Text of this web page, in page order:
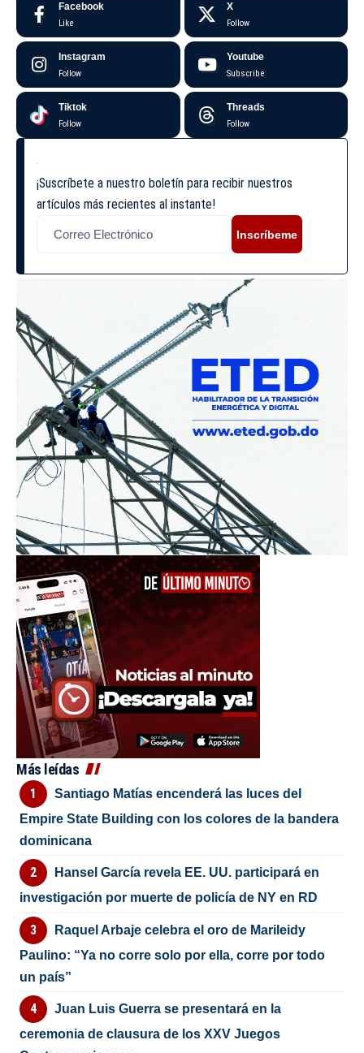
Facebook
Like
X
Follow
Instagram
Follow
Youtube
Subscribe
Tiktok
Follow
Threads
Follow
¡Suscríbete a nuestro boletín para recibir nuestros
artículos más recientes al instante!
Inscríbeme
Más leídas
Santiago Matías encenderá las luces del
Empire State Building con los colores de la bandera
dominicana
Hansel García revela EE. UU. participará en
investigación por muerte de policía de NY en RD
Raquel Arbaje celebra el oro de Marileidy
Paulino: “Ya no corre solo por ella, corre por todo
un país”
Juan Luis Guerra se presentará en la
ceremonia de clausura de los XXV Juegos